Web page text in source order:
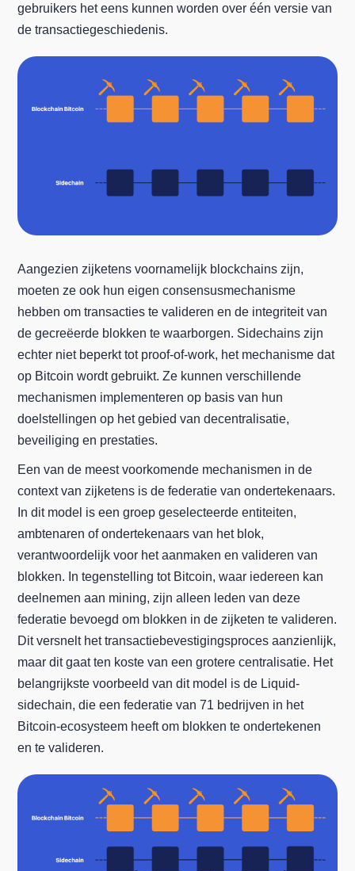
gebruikers het eens kunnen worden over één versie van
de transactiegeschiedenis.
Aangezien zijketens voornamelijk blockchains zijn,
moeten ze ook hun eigen consensusmechanisme
hebben om transacties te valideren en de integriteit van
de gecreëerde blokken te waarborgen. Sidechains zijn
echter niet beperkt tot proof-of-work, het mechanisme dat
op Bitcoin wordt gebruikt. Ze kunnen verschillende
mechanismen implementeren op basis van hun
doelstellingen op het gebied van decentralisatie,
beveiliging en prestaties.
Een van de meest voorkomende mechanismen in de
context van zijketens is de federatie van ondertekenaars.
In dit model is een groep geselecteerde entiteiten,
ambtenaren of ondertekenaars van het blok,
verantwoordelijk voor het aanmaken en valideren van
blokken. In tegenstelling tot Bitcoin, waar iedereen kan
deelnemen aan mining, zijn alleen leden van deze
federatie bevoegd om blokken in de zijketen te valideren.
Dit versnelt het transactiebevestigingsproces aanzienlijk,
maar dit gaat ten koste van een grotere centralisatie. Het
belangrijkste voorbeeld van dit model is de Liquid-
sidechain, die een federatie van 71 bedrijven in het
Bitcoin-ecosysteem heeft om blokken te ondertekenen
en te valideren.